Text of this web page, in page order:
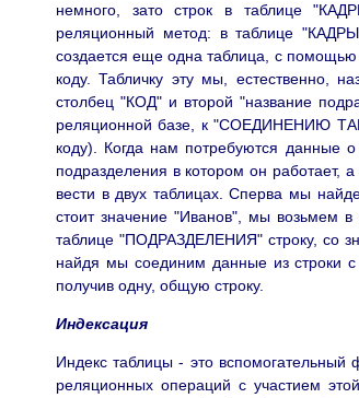
немного, зато строк в таблице
реляционный метод: в таблице
создается еще одна таблица, с
коду. Табличку эту мы, естественно,
столбец "КОД" и второй "название
реляционной базе, к "СОЕДИНЕНИЮ
коду). Когда нам потребуются данные
подразделения в котором он работает,
вести в двух таблицах. Сперва мы
стоит значение "Иванов", мы возьмем в
таблице "ПОДРАЗДЕЛЕНИЯ" строку, со
найдя мы соединим данные из строки
получив одну, общую строку.
Индексация
Индекс таблицы - это вспомогательный
реляционных операций с участием